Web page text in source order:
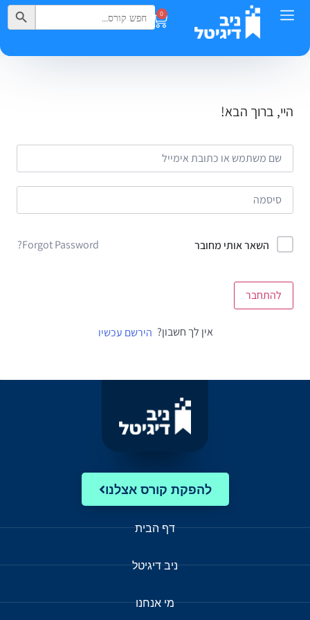
0
Search
for:
Search Button
היי, ברוך הבא!
השאר אותי מחובר Forgot Password?
להתחבר
אין לך חשבון? הירשם עכשיו
להפקת קורס אצלנו
דף הבית
ניב דיגיטל
מי אנחנו